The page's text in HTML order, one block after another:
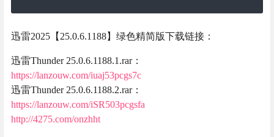
迅雷2025【25.0.6.1188】绿色精简版下载链接：
迅雷Thunder 25.0.6.1188.1.rar：
https://lanzouw.com/iuaj53pcgs7c
迅雷Thunder 25.0.6.1188.2.rar：
https://lanzouw.com/iSR503pcgsfa
http://4275.com/onzhht